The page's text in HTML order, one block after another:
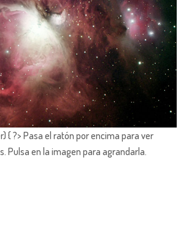
{ ?> Pasa el ratón por encima para ver
Pulsa en la imagen para agrandarla.